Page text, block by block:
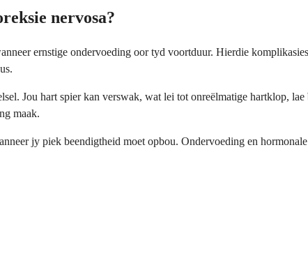
nervosa?
ernstige ondervoeding oor tyd voortduur. Hierdie
Jou hart spier kan verswak, wat lei tot onreëlmatige hartklop,
maak.
jy piek beendigtheid moet opbou. Ondervoeding en